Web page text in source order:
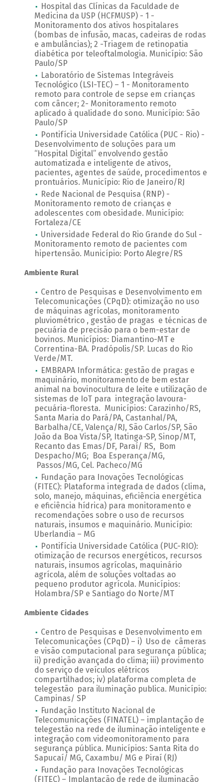
Hospital das Clínicas da Faculdade de
Medicina da USP (HCFMUSP) - 1 -
Monitoramento dos ativos hospitalares
(bombas de infusão, macas, cadeiras de rodas
e ambulâncias); 2 -Triagem de retinopatia
diabética por teleoftalmologia. Município: São
Paulo/SP
Laboratório de Sistemas Integráveis
Tecnológico (LSI-TEC) – 1 - Monitoramento
remoto para controle de sepse em crianças
com câncer; 2- Monitoramento remoto
aplicado à qualidade do sono. Município: São
Paulo/SP
Pontifícia Universidade Católica (PUC - Rio) -
Desenvolvimento de soluções para um
“Hospital Digital” envolvendo gestão
automatizada e inteligente de ativos,
pacientes, agentes de saúde, procedimentos e
prontuários. Município: Rio de Janeiro/RJ
Rede Nacional de Pesquisa (RNP) -
Monitoramento remoto de crianças e
adolescentes com obesidade. Município:
Fortaleza/CE
Universidade Federal do Rio Grande do Sul -
Monitoramento remoto de pacientes com
hipertensão. Município: Porto Alegre/RS
Ambiente Rural
Centro de Pesquisas e Desenvolvimento em
Telecomunicações (CPqD): otimização no uso
de máquinas agrícolas, monitoramento
pluviométrico , gestão de pragas e técnicas de
pecuária de precisão para o bem-estar de
bovinos. Municípios: Diamantino-MT e
Correntina-BA. Pradópolis/SP. Lucas do Rio
Verde/MT.
EMBRAPA Informática: gestão de pragas e
maquinário, monitoramento de bem estar
animal na bovinocultura de leite e utilização de
sistemas de IoT para integração lavoura-
pecuária-floresta. Municípios: Carazinho/RS,
Santa Maria do Pará/PA, Castanhal/PA,
Barbalha/CE, Valença/RJ, São Carlos/SP, São
João da Boa Vista/SP, Itatinga-SP, Sinop/MT,
Recanto das Emas/DF, Paraí/ RS, Bom
Despacho/MG; Boa Esperança/MG,
Passos/MG, Cel. Pacheco/MG
Fundação para Inovações Tecnológicas
(FITEC): Plataforma integrada de dados (clima,
solo, manejo, máquinas, eficiência energética
e eficiência hídrica) para monitoramento e
recomendações sobre o uso de recursos
naturais, insumos e maquinário. Município:
Uberlandia – MG
Pontifícia Universidade Católica (PUC-RIO):
otimização de recursos energéticos, recursos
naturais, insumos agrícolas, maquinário
agrícola, além de soluções voltadas ao
pequeno produtor agrícola. Municípios:
Holambra/SP e Santiago do Norte/MT
Ambiente Cidades
Centro de Pesquisas e Desenvolvimento em
Telecomunicações (CPqD) – i) Uso de câmeras
e visão computacional para segurança pública;
ii) predição avançada do clima; iii) provimento
do serviço de veículos elétricos
compartilhados; iv) plataforma completa de
telegestão para iluminação publica. Município:
Campinas/ SP
Fundação Instituto Nacional de
Telecomunicações (FINATEL) – implantação de
telegestão na rede de iluminação inteligente e
integração com videomonitoramento para
segurança pública. Municípios: Santa Rita do
Sapucaí/ MG, Caxambu/ MG e Piraí (RJ)
Fundação para Inovações Tecnológicas
(FITEC) – Implantação de rede de iluminação